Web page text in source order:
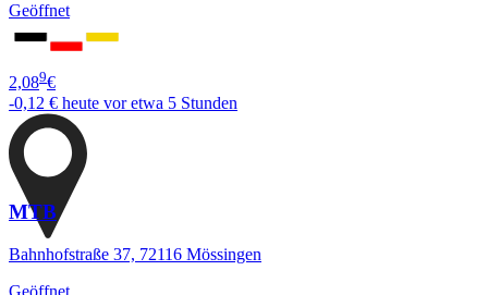
Geöffnet
2,089€
-0,12 € heute vor etwa 5 Stunden
MTB
Bahnhofstraße 37, 72116 Mössingen
Geöffnet